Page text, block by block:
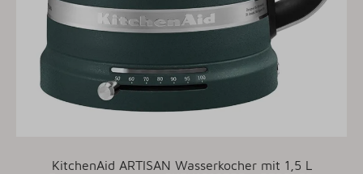
KitchenAid ARTISAN Wasserkocher mit 1,5 L